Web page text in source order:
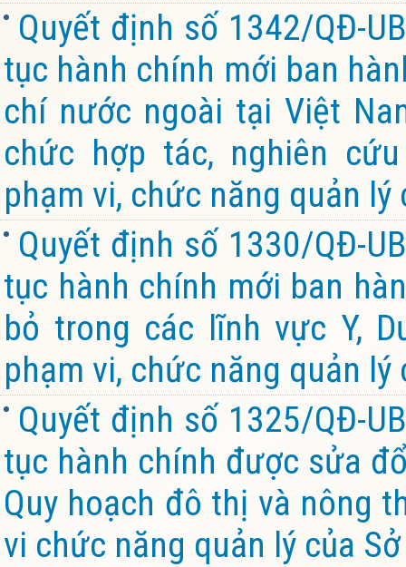
Quyết định số 1342/QĐ-
tục hành chính mới ban
chí nước ngoài tại Việt
chức hợp tác, nghiên
phạm vi, chức năng quản
Quyết định số 1330/QĐ-
tục hành chính mới ban
bỏ trong các lĩnh vực Y,
phạm vi, chức năng quản
Quyết định số 1325/QĐ-
tục hành chính được sửa
Quy hoạch đô thị và nông
vi chức năng quản lý của